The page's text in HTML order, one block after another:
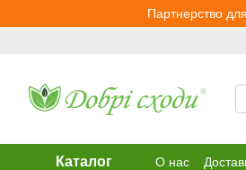
Перейти к основному контенту
Партнерство
Каталог О нас